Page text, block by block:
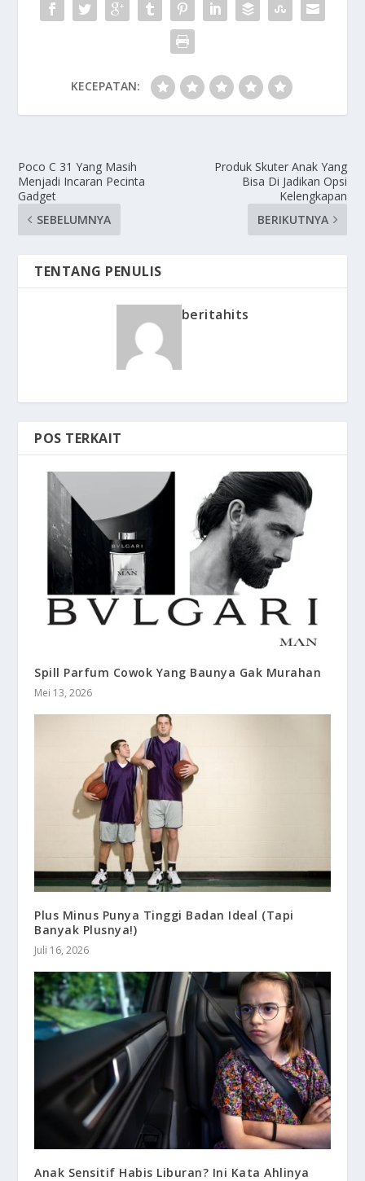
KECEPATAN:
Poco C 31 Yang Masih
Menjadi Incaran Pecinta
Gadget
SEBELUMNYA
Produk Skuter Anak Yang
Bisa Di Jadikan Opsi
Kelengkapan
BERIKUTNYA
TENTANG PENULIS
beritahits
POS TERKAIT
Spill Parfum Cowok Yang Baunya Gak Murahan
Mei 13, 2026
Plus Minus Punya Tinggi Badan Ideal (Tapi
Banyak Plusnya!)
Juli 16, 2026
Anak Sensitif Habis Liburan? Ini Kata Ahlinya